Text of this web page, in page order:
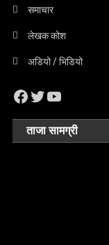
समाचार
लेखक कोश
अडियो / भिडियो
Facebook
Twitter
YouTube
ताजा सामग्री